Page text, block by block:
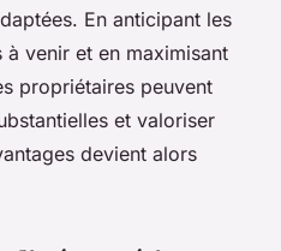
En anticipant les
venir et en maximisant
propriétaires peuvent
et valoriser
devient alors